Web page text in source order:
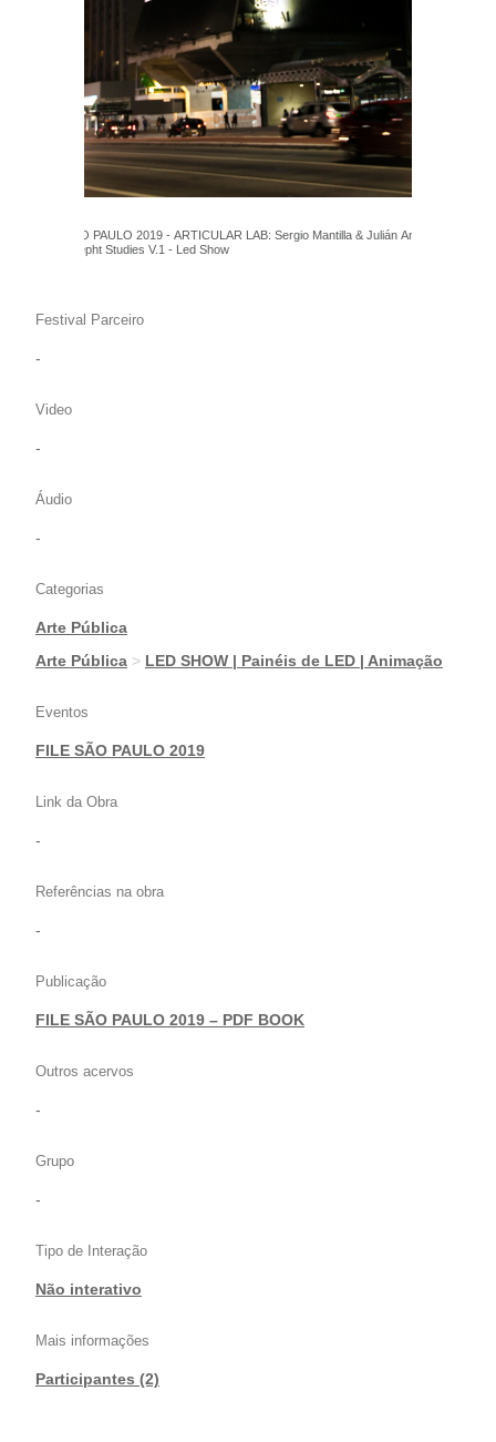
FILE SÃO PAULO 2019 - ARTICULAR LAB: Sergio Mantilla & Julián Angarita -
Glitch Depht Studies V.1 - Led Show
Festival Parceiro
-
Video
-
Áudio
-
Categorias
Arte Pública
|Arte Pública > LED SHOW | Painéis de LED | Animação
Eventos
FILE SÃO PAULO 2019
Link da Obra
-
Referências na obra
-
Publicação
FILE SÃO PAULO 2019 – PDF BOOK
Outros acervos
-
Grupo
-
Tipo de Interação
Não interativo
Mais informações
Participantes (2)